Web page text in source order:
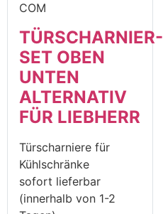
COM
TÜRSCHARNIER-
SET OBEN
UNTEN
ALTERNATIV
FÜR LIEBHERR
Türscharniere für
Kühlschränke
sofort lieferbar
(innerhalb von 1-2